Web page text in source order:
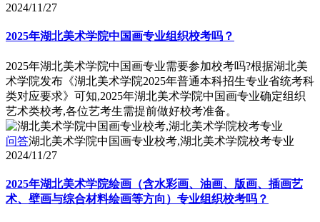
2024/11/27
2025年湖北美术学院中国画专业组织校考吗？
2025年湖北美术学院中国画专业需要参加校考吗?根据湖北美
术学院发布《湖北美术学院2025年普通本科招生专业省统考科
类对应要求》可知,2025年湖北美术学院中国画专业确定组织
艺术类校考,各位艺考生需提前做好校考准备。
问答湖北美术学院中国画专业校考,湖北美术学院校考专业
2024/11/27
2025年湖北美术学院绘画（含水彩画、油画、版画、插画艺
术、壁画与综合材料绘画等方向）专业组织校考吗？